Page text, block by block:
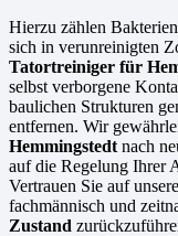
Hierzu zählen
sich in verunreinigten
Tatortreiniger für
selbst verborgene
baulichen Strukturen
entfernen. Wir
Hemmingstedt nach
auf die Regelung Ihrer
Vertrauen Sie auf
fachmännisch und
Zustand